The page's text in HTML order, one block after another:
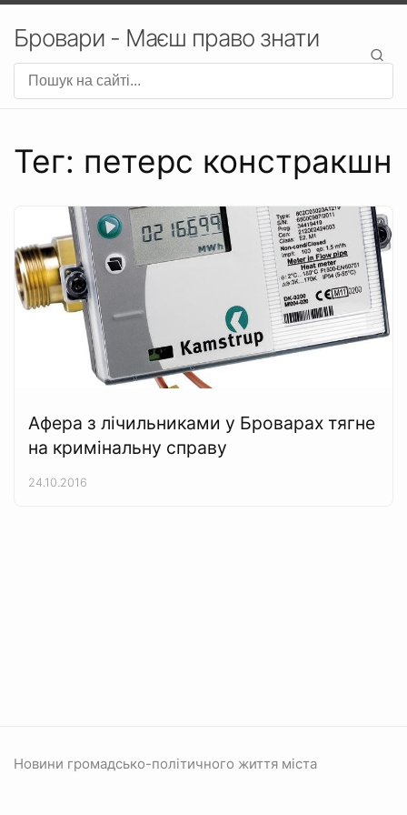
Бровари - Маєш право знати
Тег: петерс констракшн
Афера з лічильниками у Броварах тягне
на кримінальну справу
24.10.2016
Новини громадсько-політичного життя міста